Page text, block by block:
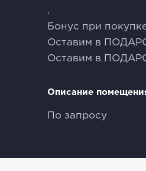
.
Бонус при
Оставим в
Оставим в
Описание
По запросу